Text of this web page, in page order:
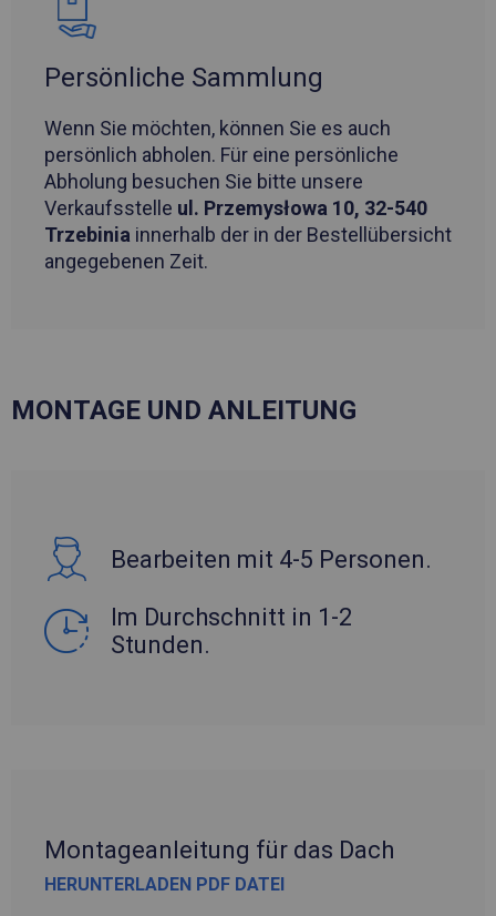
Persönliche Sammlung
Wenn Sie möchten, können Sie es auch
persönlich abholen. Für eine persönliche
Abholung besuchen Sie bitte unsere
Verkaufsstelle ul. Przemysłowa 10, 32-540
Trzebinia innerhalb der in der Bestellübersicht
angegebenen Zeit.
MONTAGE UND ANLEITUNG
Bearbeiten mit 4-5 Personen.
Im Durchschnitt in 1-2
Stunden.
Montageanleitung für das Dach
HERUNTERLADEN PDF DATEI